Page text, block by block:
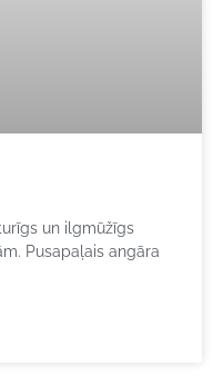
un ilgmūžīgs
Pusapaļais angāra